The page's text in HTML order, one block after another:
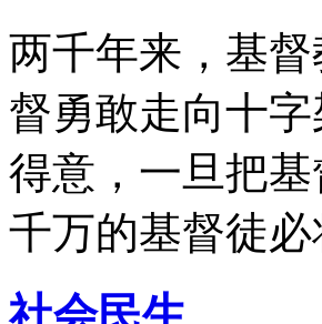
两千年来，基
督勇敢走向十
得意，一旦把
千万的基督徒